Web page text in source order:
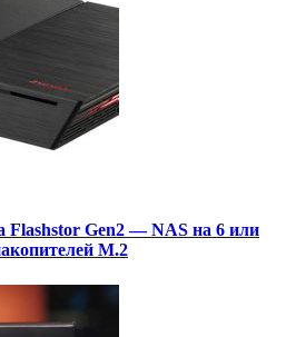
Flashstor Gen2 — NAS на 6 или
M.2